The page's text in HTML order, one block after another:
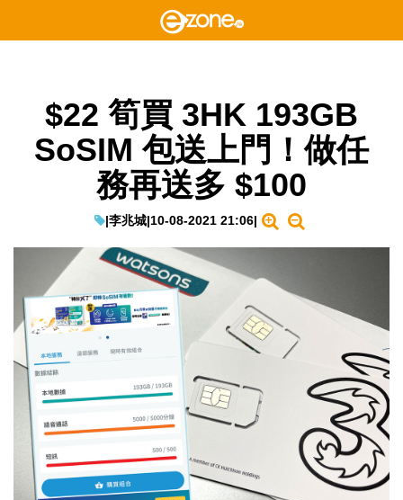
$22 筍買 3HK 193GB
SoSIM 包送上門！做任
務再送多 $100
|李兆城|10-08-2021 21:06|